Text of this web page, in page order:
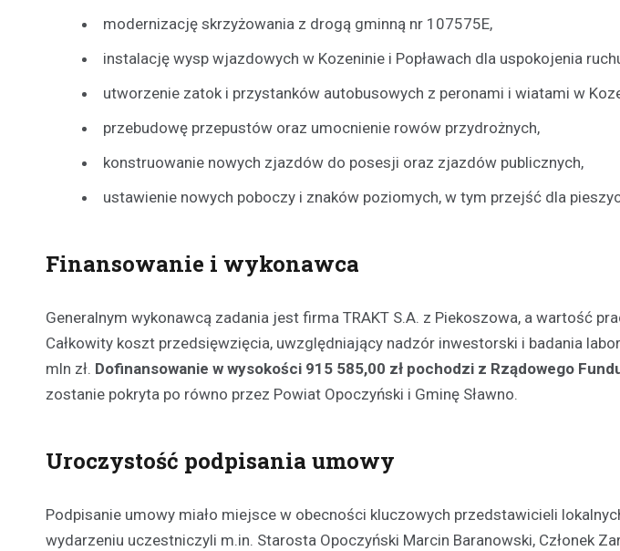
modernizację skrzyżowania z drogą gminną nr 107575E,
instalację wysp wjazdowych w Kozeninie i Popławach dla uspokojenia
utworzenie zatok i przystanków autobusowych z peronami i wiatami w
przebudowę przepustów oraz umocnienie rowów przydrożnych,
konstruowanie nowych zjazdów do posesji oraz zjazdów publicznych,
ustawienie nowych poboczy i znaków poziomych, w tym przejść dla
Finansowanie i wykonawca
Generalnym wykonawcą zadania jest firma TRAKT S.A. z Piekoszowa, a wartość
Całkowity koszt przedsięwzięcia, uwzględniający nadzór inwestorski i badania
mln zł. Dofinansowanie w wysokości 915 585,00 zł pochodzi z Rządowego
zostanie pokryta po równo przez Powiat Opoczyński i Gminę Sławno.
Uroczystość podpisania umowy
Podpisanie umowy miało miejsce w obecności kluczowych przedstawicieli
wydarzeniu uczestniczyli m.in. Starosta Opoczyński Marcin Baranowski, Członek